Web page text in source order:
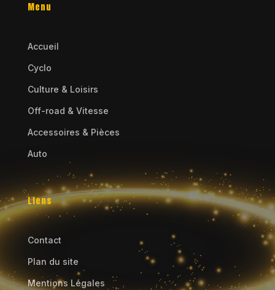
Menu
Accueil
Cyclo
Culture & Loisirs
Off-road & Vitesse
Accessoires & Pièces
Auto
Liens
Contact
Plan du site
Mentions Légales